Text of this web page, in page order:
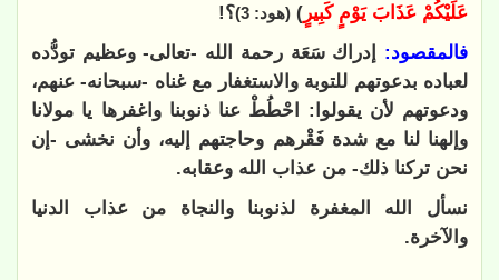
عَلَيْكُمْ عَذَابَ يَوْمٍ كَبِيرٍ ) (هود: 3)
؟!
فالمقصود: إدراك سَعَة رحمة الله -تعالى- وعظيم تودُّده
لعباده بدعوتهم للتوبة والاستغفار مع غناه -سبحانه- عنهم،
ودعوتهم لأن يقولوا: احْطُطْ عنا ذنوبنا واغفرها يا مولانا
وإلهنا لنا مع شدة فَقْرهم وحاجتهم إليه، وأن نخشى -إن
نحن تركنا ذلك- من عذاب الله وعقابه.
نسأل الله المغفرة لذنوبنا والنجاة من عذاب الدنيا
والآخرة.